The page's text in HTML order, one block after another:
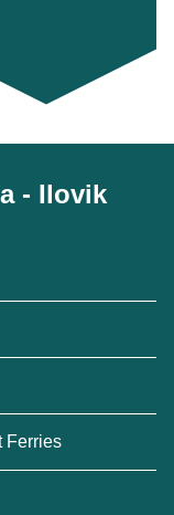
- Ilovik
Ferries